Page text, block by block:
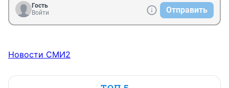
Гость
Войти
Отправить
Новости СМИ2